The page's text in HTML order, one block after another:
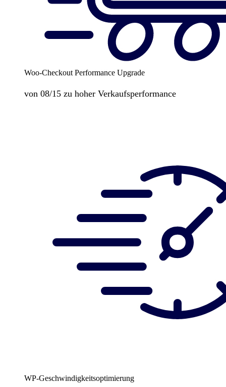
Woo-Checkout Performance Upgrade
von 08/15 zu hoher Verkaufsperformance
WP-Geschwindigkeitsoptimierung